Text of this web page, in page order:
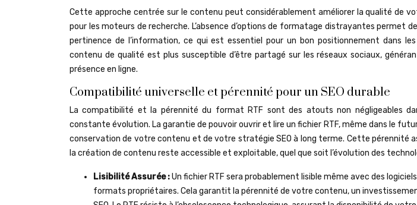
Cette approche centrée sur le contenu peut considérablement améliorer la qualité de
pour les moteurs de recherche. L’absence d’options de formatage distrayantes permet
pertinence de l’information, ce qui est essentiel pour un bon positionnement dans
contenu de qualité est plus susceptible d’être partagé sur les réseaux sociaux,
présence en ligne.
Compatibilité universelle et pérennité pour un SEO durable
La compatibilité et la pérennité du format RTF sont des atouts non négligeables
constante évolution. La garantie de pouvoir ouvrir et lire un fichier RTF, même dans le
conservation de votre contenu et de votre stratégie SEO à long terme. Cette pérennité
la création de contenu reste accessible et exploitable, quel que soit l’évolution des
Lisibilité Assurée :Un fichier RTF sera probablement lisible même avec des
formats propriétaires. Cela garantit la pérennité de votre contenu, un